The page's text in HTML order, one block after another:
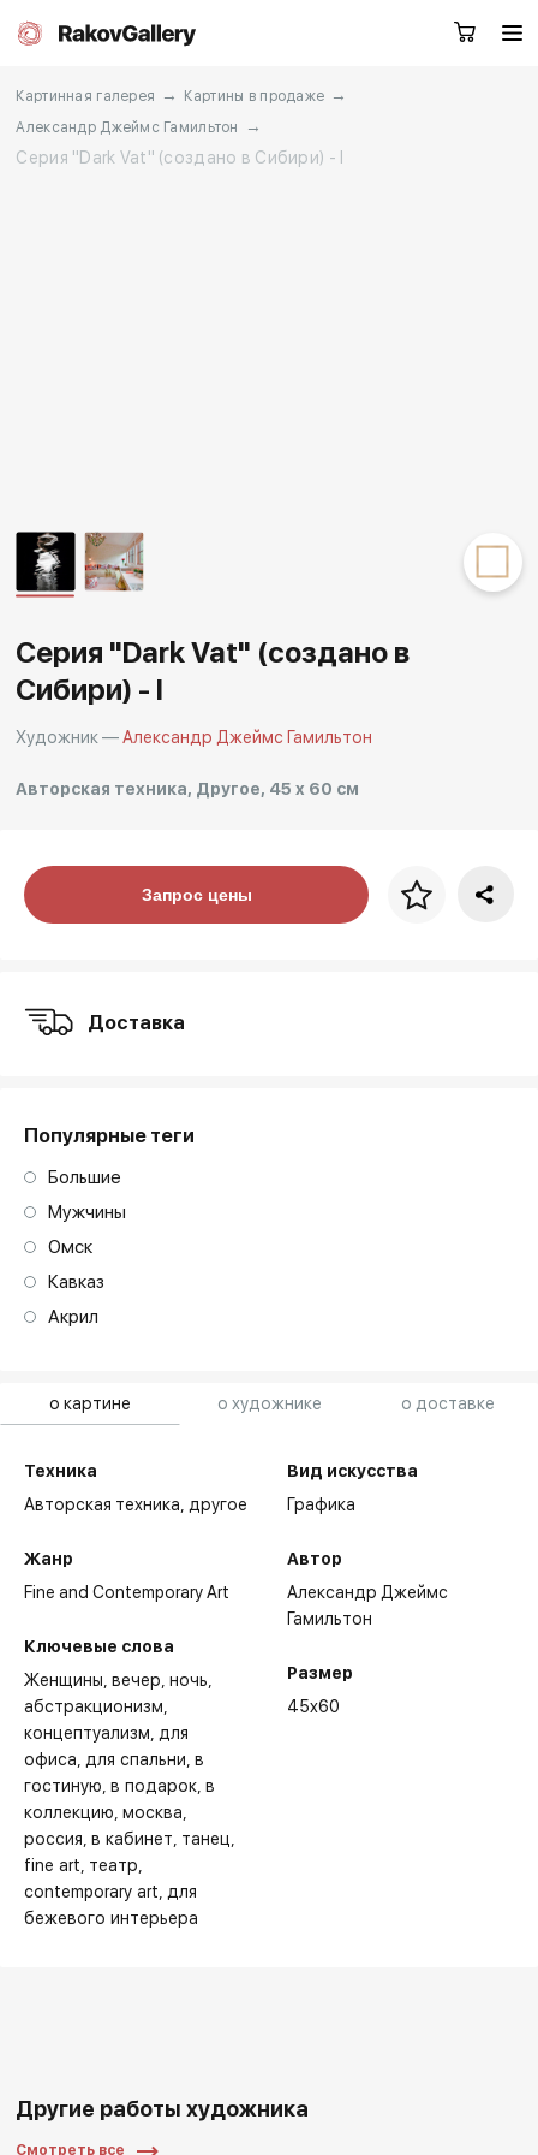
Екатеринбург
Другие проекты
Rakov
Картинная галерея → Картины в продаже →
Александр Джеймс Гамильтон
→
Серия "Dark Vat" (создано в Сибири) - I
о картине о художнике о доставке
Техника
Авторская техника, другое
Жанр
Fine and Contemporary Art
Ключевые слова
Женщины вечер ночь
абстракционизм
концептуализм для
офиса для спальни в
гостиную в подарок в
коллекцию москва
россия в кабинет танец
fine art театр
contemporary art для
бежевого интерьера
Вид искусства
Графика
Автор
Александр Джеймс
Гамильтон
Размер
45x60
Серия "Dark Vat" (создано в
Сибири) - I
Художник —Александр Джеймс Гамильтон
Авторская техника, Другое, 45 x 60 см
Цена за багетЗапрос цены
Доставка
Популярные теги
Большие
Мужчины
Омск
Кавказ
Акрил
Другие работы художника
Смотреть все